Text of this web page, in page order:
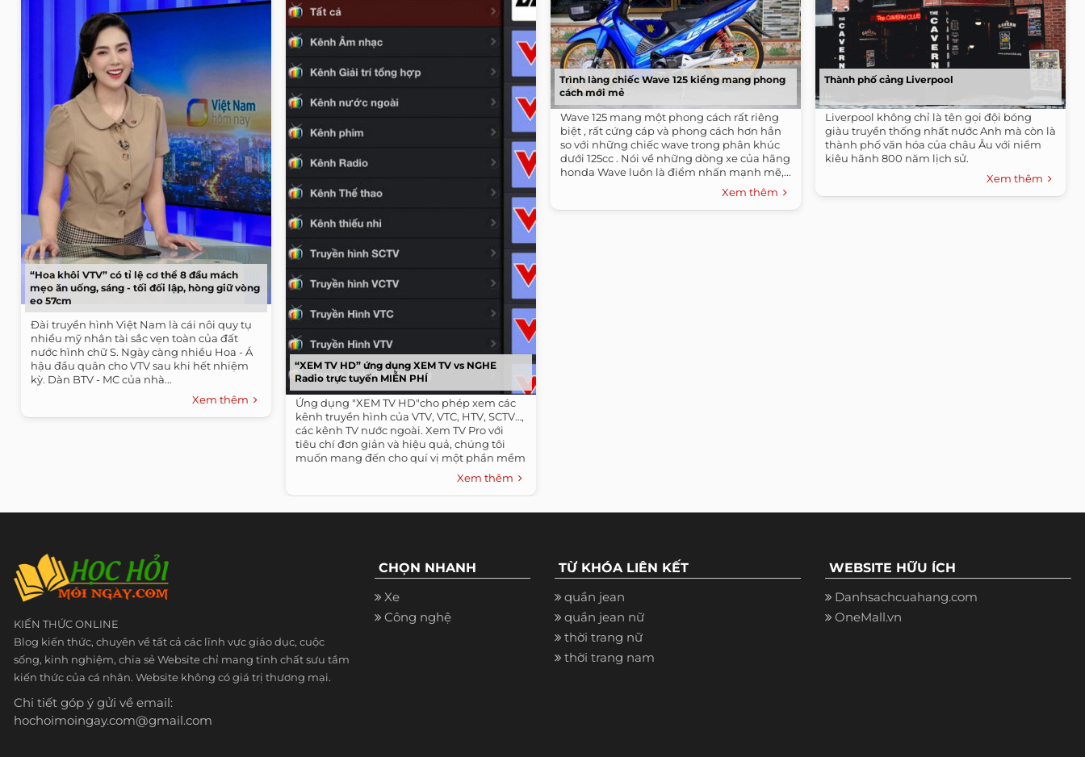
“Hoa khôi VTV” có tỉ lệ cơ thể 8 đầu mách
mẹo ăn uống, sáng - tối đối lập, hòng giữ vòng
eo 57cm
Đài truyền hình Việt Nam là cái nôi quy tụ
nhiều mỹ nhân tài sắc vẹn toàn của đất
nước hình chữ S. Ngày càng nhiều Hoa - Á
hậu đầu quân cho VTV sau khi hết nhiệm
kỳ. Dàn BTV - MC của nhà...
Xem thêm
“XEM TV HD” ứng dụng XEM TV vs NGHE
Radio trực tuyến MIỄN PHÍ
Ứng dụng "XEM TV HD"cho phép xem các
kênh truyền hình của VTV, VTC, HTV, SCTV…,
các kênh TV nước ngoài. Xem TV Pro với
tiêu chí đơn giản và hiệu quả, chúng tôi
muốn mang đến cho quí vị một phần mềm
Xem thêm
Trình làng chiếc Wave 125 kiểng mang phong
cách mới mẻ
Wave 125 mang một phong cách rất riêng
biệt , rất cứng cáp và phong cách hơn hẳn
so với những chiếc wave trong phân khúc
dưới 125cc . Nói về những dòng xe của hãng
honda Wave luôn là điểm nhấn mạnh mẽ,...
Xem thêm
Thành phố cảng Liverpool
Liverpool không chỉ là tên gọi đội bóng
giàu truyền thống nhất nước Anh mà còn là
thành phố văn hóa của châu Âu với niềm
kiêu hãnh 800 năm lịch sử.
Xem thêm
KIẾN THỨC ONLINE
Blog kiến thức, chuyên về tất cả các lĩnh vực giáo dục, cuộc
sống, kinh nghiệm, chia sẻ Website chỉ mang tính chất sưu tầm
kiến thức của cá nhân. Website không có giá trị thương mại.
Chi tiết góp ý gửi về email:
hochoimoingay.com@gmail.com
CHỌN NHANH
Xe
Công nghệ
TỪ KHÓA LIÊN KẾT
quần jean
quần jean nữ
thời trang nữ
thời trang nam
WEBSITE HỮU ÍCH
Danhsachcuahang.com
OneMall.vn